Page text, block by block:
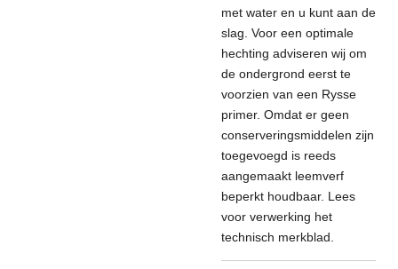
met water en u kunt aan de
slag. Voor een optimale
hechting adviseren wij om
de ondergrond eerst te
voorzien van een Rysse
primer. Omdat er geen
conserveringsmiddelen zijn
toegevoegd is reeds
aangemaakt leemverf
beperkt houdbaar. Lees
voor verwerking het
technisch merkblad.